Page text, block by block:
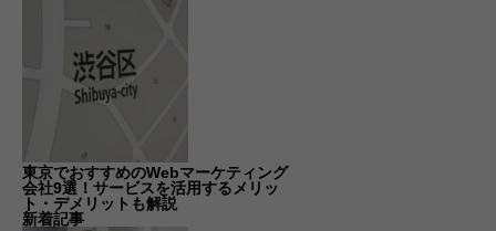
東京でおすすめのWebマーケティング
会社9選！サービスを活用するメリッ
ト・デメリットも解説
新着記事